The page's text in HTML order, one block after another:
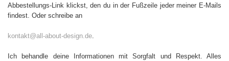
Abbestellungs-Link klickst, den du in der Fußzeile jeder meiner E-Mails
findest. Oder schreibe an
kontakt@all-about-design.de.
Ich behandle deine Informationen mit Sorgfalt und Respekt. Alles